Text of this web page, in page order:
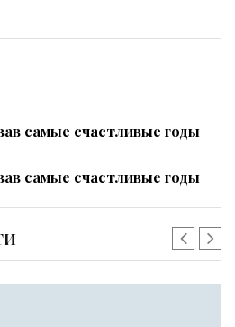
самые счастливые годы
самые счастливые годы